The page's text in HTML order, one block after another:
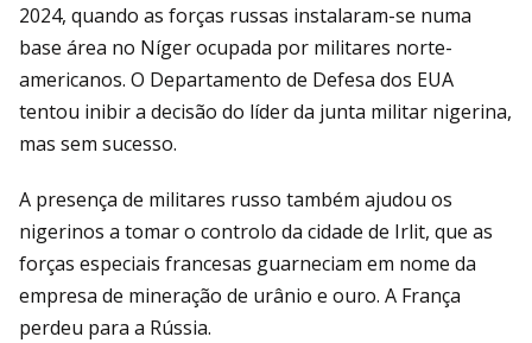
2024, quando as forças russas instalaram-se numa
base área no Níger ocupada por militares norte-
americanos. O Departamento de Defesa dos EUA
tentou inibir a decisão do líder da junta militar nigerina,
mas sem sucesso.
A presença de militares russo também ajudou os
nigerinos a tomar o controlo da cidade de Irlit, que as
forças especiais francesas guarneciam em nome da
empresa de mineração de urânio e ouro. A França
perdeu para a Rússia.